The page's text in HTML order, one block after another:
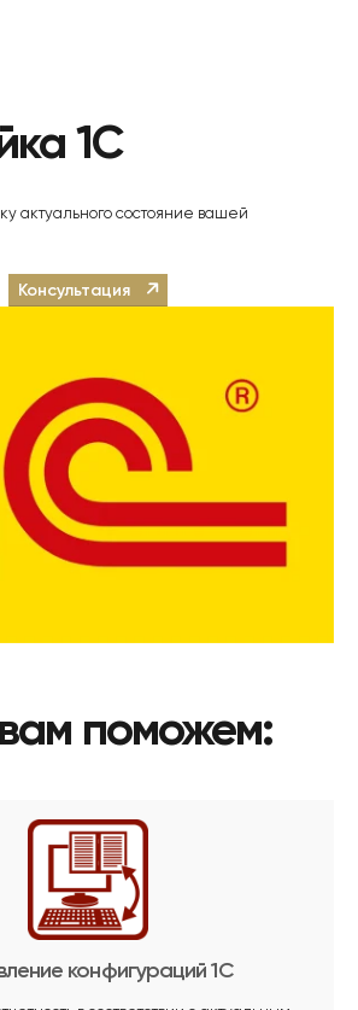
1С
актуального состояние вашей
Консультация
поможем:
конфигураций 1С